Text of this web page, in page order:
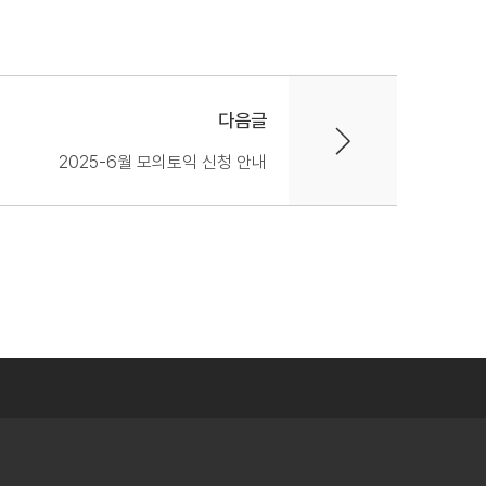
다음글
2025-6월 모의토익 신청 안내